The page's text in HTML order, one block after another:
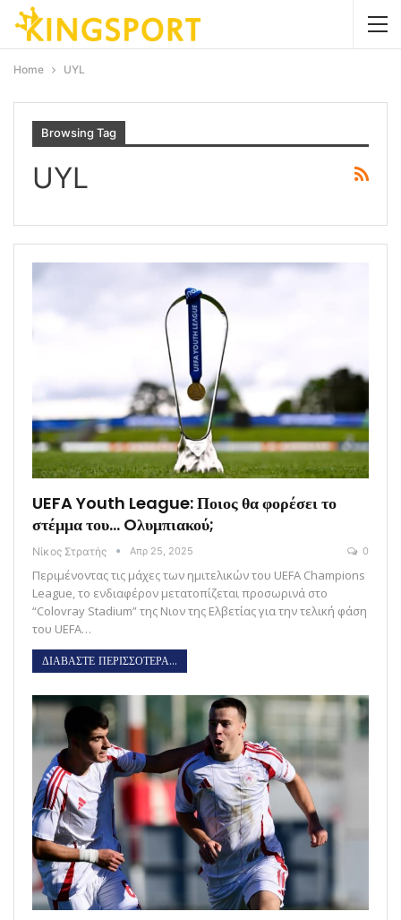
Home UYL
Browsing Tag
UYL
UEFA Youth League: Ποιος θα φορέσει το
στέμμα του… Oλυμπιακού;
Νίκος Στρατής Απρ 25, 2025 0
Περιμένοντας τις μάχες των ημιτελικών του UEFA Champions
League, το ενδιαφέρον μετατοπίζεται προσωρινά στο
“Colovray Stadium” της Νιον της Ελβετίας για την τελική φάση
του UEFA…
ΔΙΑΒΑΣΤΕ ΠΕΡΙΣΣΟΤΕΡΑ...